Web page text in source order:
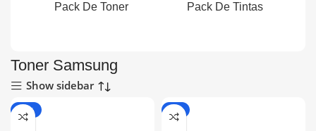
Pack De Toner Pack De Tintas
Toner Samsung
Show sidebar
-14% -9%